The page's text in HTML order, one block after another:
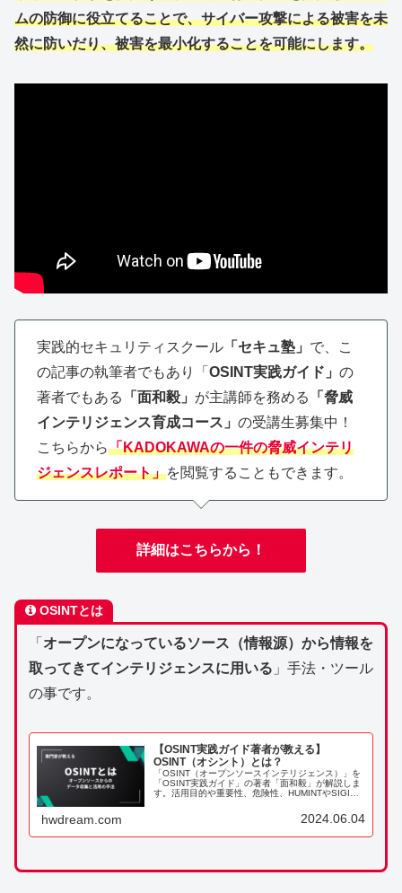
ムの防御に役立てることで、サイバー攻撃による被害を未
然に防いだり、被害を最小化することを可能にします。
実践的セキュリティスクール 「セキュ塾」 で、こ
の記事の執筆者でもあり「 OSINT実践ガイド」 の
著者でもある
「面和毅」 が主講師を務める
「脅威
インテリジェンス育成コース」 の受講生募集中！
こちらから「KADOKAWAの一件の脅威インテリ
ジェンスレポート」を閲覧することもできます。
詳細はこちらから！
OSINTとは
「 オープンになっているソース（情報源）から情報を
取ってきてインテリジェンスに用いる 」手法・ツール
の事です。
【OSINT実践ガイド著者が教える】
OSINT（オシント）とは？
「OSINT（オープンソースインテリジェンス）」を
「OSINT実践ガイド」の著者「面和毅」が解説しま
す。活用目的や重要性、危険性、HUMINTやSIGINT
hwdream.com 2024.06.04